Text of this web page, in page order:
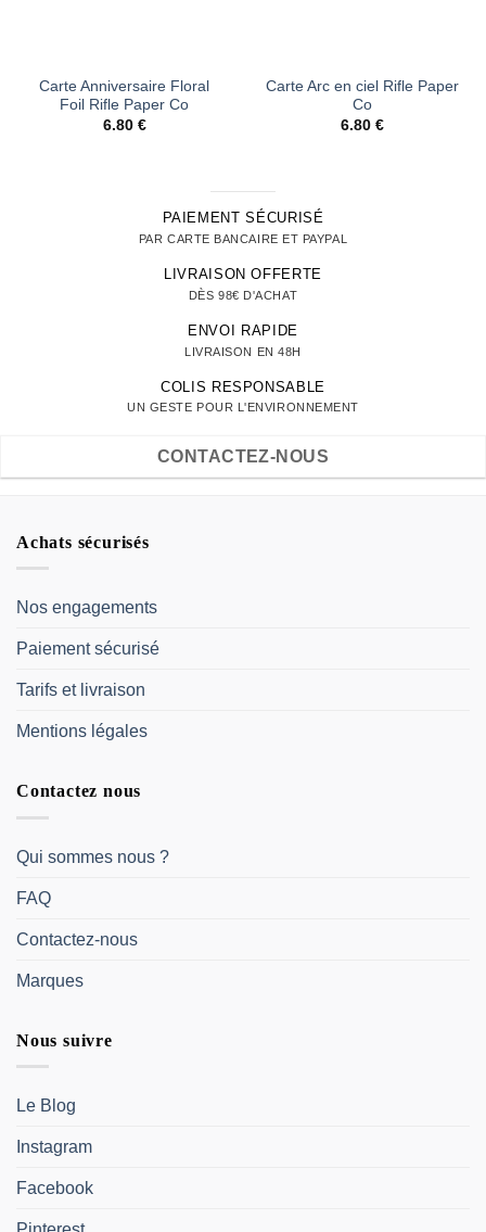
Carte Anniversaire Floral
Foil Rifle Paper Co
6.80 €
Carte Arc en ciel Rifle Paper
Co
6.80 €
PAIEMENT SÉCURISÉ
PAR CARTE BANCAIRE ET PAYPAL
LIVRAISON OFFERTE
DÈS 98€ D'ACHAT
ENVOI RAPIDE
LIVRAISON EN 48H
COLIS RESPONSABLE
UN GESTE POUR L'ENVIRONNEMENT
CONTACTEZ-NOUS
Achats sécurisés
Nos engagements
Paiement sécurisé
Tarifs et livraison
Mentions légales
Contactez nous
Qui sommes nous ?
FAQ
Contactez-nous
Marques
Nous suivre
Le Blog
Instagram
Facebook